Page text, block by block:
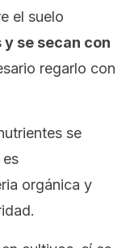
el suelo
se secan con
regarlo con
se
orgánica y